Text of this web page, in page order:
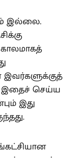
இல்லை.
இதைச் செய்ய
இது